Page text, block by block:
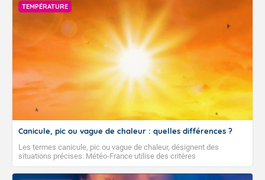
TEMPÉRATURE
Canicule, pic ou vague de chaleur : quelles différences ?
Les termes canicule, pic ou vague de chaleur, désignent des
situations précises. Météo-France utilise des critères
climatologiques pour évaluer et qualifier les épisodes de chaleur qui
peuvent avoir des impacts sanitaires et socio-économiques